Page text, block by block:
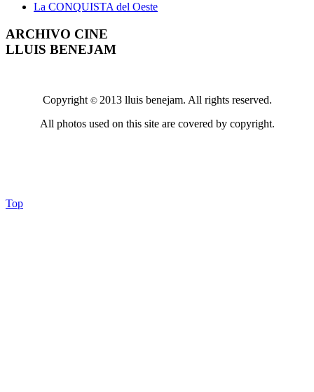
La CONQUISTA del Oeste
ARCHIVO CINE
LLUIS BENEJAM
Copyright © 2013 lluis benejam. All rights reserved.
All photos used on this site are covered by copyright.
Top